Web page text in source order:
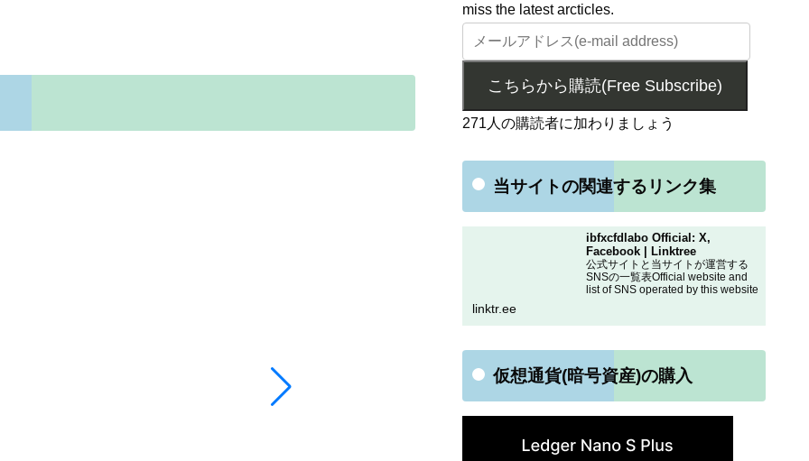
miss the latest arcticles.
こちらから購読(Free Subscribe)
271人の購読者に加わりましょう
当サイトの関連するリンク集
ibfxcfdlabo Official: X,
Facebook | Linktree
公式サイトと当サイトが運営する
SNSの一覧表Official website and
list of SNS operated by this website
linktr.ee
仮想通貨(暗号資産)の購入